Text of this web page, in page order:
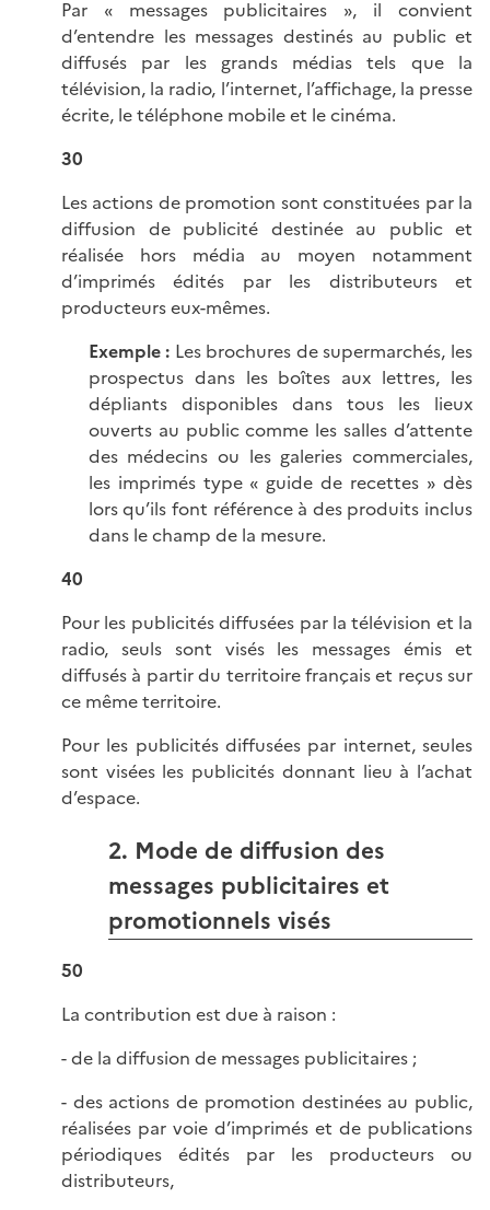
Par « messages publicitaires », il convient
d’entendre les messages destinés au public et
diffusés par les grands médias tels que la
télévision, la radio, l’internet, l’affichage, la presse
écrite, le téléphone mobile et le cinéma.
30
Les actions de promotion sont constituées par la
diffusion de publicité destinée au public et
réalisée hors média au moyen notamment
d’imprimés édités par les distributeurs et
producteurs eux-mêmes.
Exemple : Les brochures de supermarchés, les
prospectus dans les boîtes aux lettres, les
dépliants disponibles dans tous les lieux
ouverts au public comme les salles d’attente
des médecins ou les galeries commerciales,
les imprimés type « guide de recettes » dès
lors qu’ils font référence à des produits inclus
dans le champ de la mesure.
40
Pour les publicités diffusées par la télévision et la
radio, seuls sont visés les messages émis et
diffusés à partir du territoire français et reçus sur
ce même territoire.
Pour les publicités diffusées par internet, seules
sont visées les publicités donnant lieu à l’achat
d’espace.
2. Mode de diffusion des
messages publicitaires et
promotionnels visés
50
La contribution est due à raison :
- de la diffusion de messages publicitaires ;
- des actions de promotion destinées au public,
réalisées par voie d’imprimés et de publications
périodiques édités par les producteurs ou
distributeurs,